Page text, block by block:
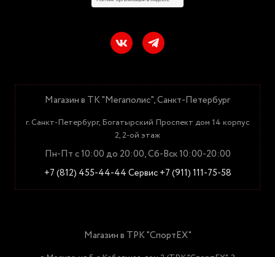
Магазин в ТК "Мегаполис", Санкт-Петербург
г. Санкт-Петербург, Богатырский Проспект дом 14 корпус
2, 2-ой этаж
Пн-Пт с 10:00 до 20:00, Сб-Вск 10:00-20:00
+7 (812) 455-44-44Сервис +7 (911) 111-75-58
Магазин в ТРК "СпортЕХ"